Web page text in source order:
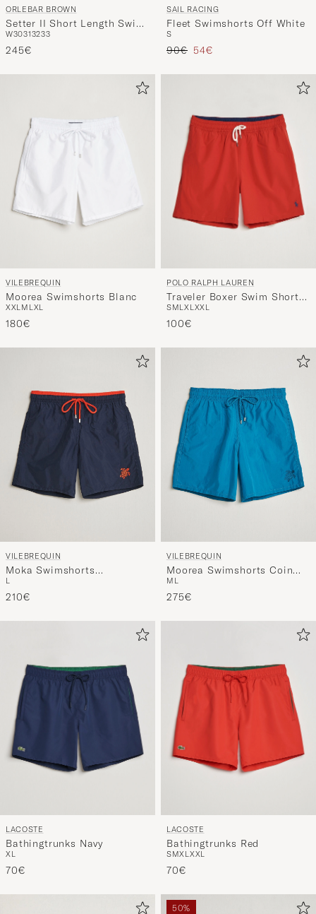
ORLEBAR BROWN
Setter II Short Length Swim
Shorts Black
W30313233
245€
SAIL RACING
Fleet Swimshorts Off White
S
Regulärer Preis
90€ Reduzierter Preis
54€
VILEBREQUIN
Moorea Swimshorts Blanc
XXLM LXL
180€
POLO RALPH LAUREN
Traveler Boxer Swim Shorts
RL Red
SMLXLXXL
100€
VILEBREQUIN
Moka Swimshorts
Marine/Rouge
L
210€
VILEBREQUIN
Moorea Swimshorts Coin
Coin
M L
275€
LACOSTE
Bathingtrunks Navy
XL
70€
LACOSTE
Bathingtrunks Red
SMXLXXL
70€
50%